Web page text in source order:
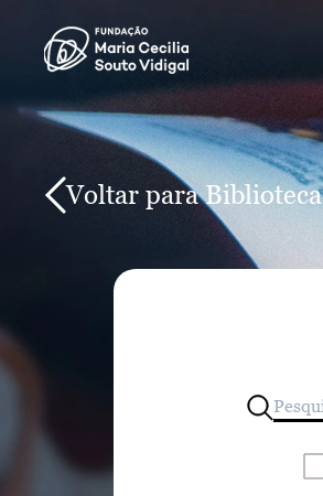
Voltar para Biblioteca